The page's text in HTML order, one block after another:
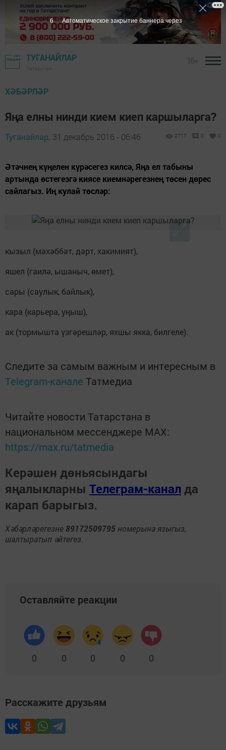
ТУГАНАЙЛАР
ХӘБӘРЛӘР
Яңа елны нинди кием киеп каршыларга?
Туганайлар, 31 декабрь 2016 - 06:46 2717 0 0
Әтәчнең күңелен күрәсегез килсә, Яңа ел табыны
артында өстегезгә киясе киемнәрегезнең төсен дөрес
сайлагыз. Иң кулай төсләр:
кызыл (мәхәббәт, дәрт, хакимият),
яшел (гаилә, ышаныч, өмет),
сары (саулык, байлык),
кара (карьера, уңыш),
ак (тормышта үзгәрешләр, яхшы якка, билгеле).
Следите за самым важным и интересным в
Telegram-канале Татмедиа
Читайте новости Татарстана в
национальном мессенджере MАХ:
https://max.ru/tatmedia
Керәшен дөньясындагы
яңалыкларны Телеграм-канал да
карап барыгыз.
Хәбәрләрегезне 89172509795 номерына языгыз,
шалтыратып әйтегез.
Оставляйте реакции
0 0 0 0 0
Расскажите друзьям
5 Автоматическое закрытие баннера через